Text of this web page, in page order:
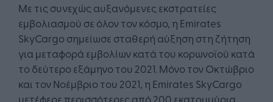
Με τις συνεχώς αυξανόμενες εκστρατείες
εμβολιασμού σε όλον τον κόσμο, η Emirates
SkyCargo σημείωσε σταθερή αύξηση στη ζήτηση
για μεταφορά εμβολίων κατά του κορωνοϊού κατά
το δεύτερο εξάμηνο του 2021. Μόνο τον Οκτώβριο
και τον Νοέμβριο του 2021, η Emirates SkyCargo
μετέφερε περισσότερες από 200 εκατομμύρια